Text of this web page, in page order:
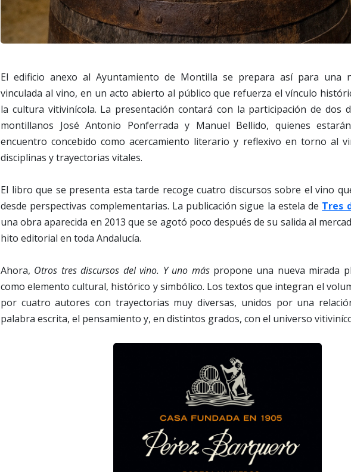
El edificio anexo al Ayuntamiento de Montilla se prepara así para una
vinculada al vino, en un acto abierto al público que refuerza el vínculo
la cultura vitivinícola. La presentación contará con la participación de dos
montillanos José Antonio Ponferrada y Manuel Bellido, quienes
encuentro concebido como acercamiento literario y reflexivo en torno al
disciplinas y trayectorias vitales.
El libro que se presenta esta tarde recoge cuatro discursos sobre el vino
desde perspectivas complementarias. La publicación sigue la estela de Tres
una obra aparecida en 2013 que se agotó poco después de su salida al
hito editorial en toda Andalucía.
Ahora, Otros tres discursos del vino. Y uno máspropone una nueva mirada
como elemento cultural, histórico y simbólico. Los textos que integran el
por cuatro autores con trayectorias muy diversas, unidos por una
palabra escrita, el pensamiento y, en distintos grados, con el universo